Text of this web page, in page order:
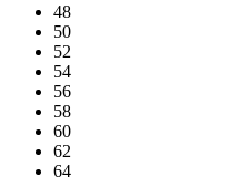
48
50
52
54
56
58
60
62
64